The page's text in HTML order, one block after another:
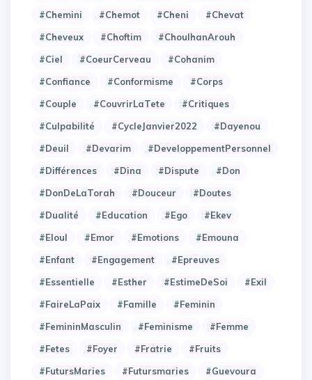
#Chemini
#Chemot #Cheni
#Chevat
#Cheveux
#Choftim
#ChoulhanArouh
#Ciel
#CoeurCerveau
#Cohanim
#Confiance
#Conformisme
#Corps
#Couple
#CouvrirLaTete
#Critiques
#Culpabilité
#CycleJanvier2022
#Dayenou
#Deuil
#Devarim
#DeveloppementPersonnel
#Différences
#Dina #Dispute
#Don
#DonDeLaTorah
#Douceur
#Doutes
#Dualité
#Education #Ego
#Ekev
#Eloul
#Emor #Emotions
#Emouna
#Enfant
#Engagement
#Epreuves
#Essentielle
#Esther #EstimeDeSoi
#Exil
#FaireLaPaix
#Famille
#Feminin
#FemininMasculin
#Feminisme
#Femme
#Fetes
#Foyer #Fratrie
#Fruits
#FutursMaries
#Futursmaries
#Guevoura